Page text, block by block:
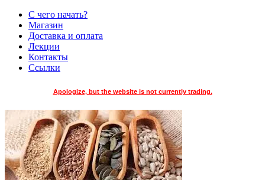
С чего начать?
Магазин
Доставка и оплата
Лекции
Контакты
Ссылки
Apologize, but the website is not currently trading.